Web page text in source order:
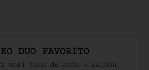
KO DUO FAVORITO
2 Nori taco de atún o salmón,